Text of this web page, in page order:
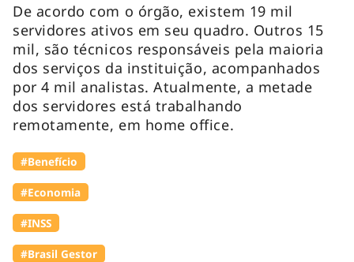
De acordo com o órgão, existem 19 mil
servidores ativos em seu quadro. Outros 15
mil, são técnicos responsáveis pela maioria
dos serviços da instituição, acompanhados
por 4 mil analistas. Atualmente, a metade
dos servidores está trabalhando
remotamente, em home office.
#Benefício
#Economia
#INSS
#Brasil Gestor